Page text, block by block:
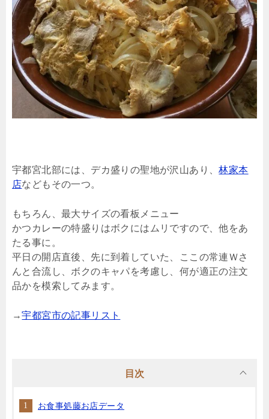
宇都宮北部には、デカ盛りの聖地が沢山あり、林家本
店などもその一つ。
もちろん、最大サイズの看板メニュー
かつカレーの特盛りはボクにはムリですので、他をあ
たる事に。
平日の開店直後、先に到着していた、ここの常連Ｗさ
んと合流し、ボクのキャパを考慮し、何が適正の注文
品かを模索してみます。
→宇都宮市の記事リスト
目次
お食事処藤お店データ